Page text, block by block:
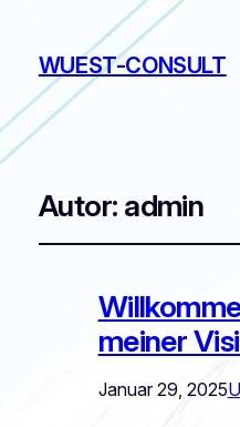
WUEST-CONSULT
Autor: admin
meiner
Januar 29, 2025